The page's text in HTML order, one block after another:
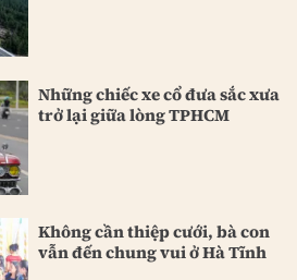
Những chiếc xe cổ đưa sắc xưa
trở lại giữa lòng TPHCM
Không cần thiệp cưới, bà con
vẫn đến chung vui ở Hà Tĩnh